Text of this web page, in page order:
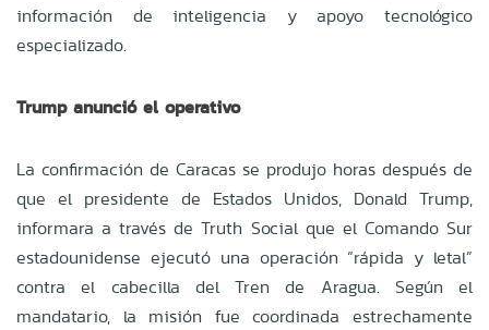
información de inteligencia y apoyo tecnológico
especializado.
Trump anunció el operativo
La confirmación de Caracas se produjo horas después de
que el presidente de Estados Unidos, Donald Trump,
informara a través de Truth Social que el Comando Sur
estadounidense ejecutó una operación “rápida y letal”
contra el cabecilla del Tren de Aragua. Según el
mandatario, la misión fue coordinada estrechamente